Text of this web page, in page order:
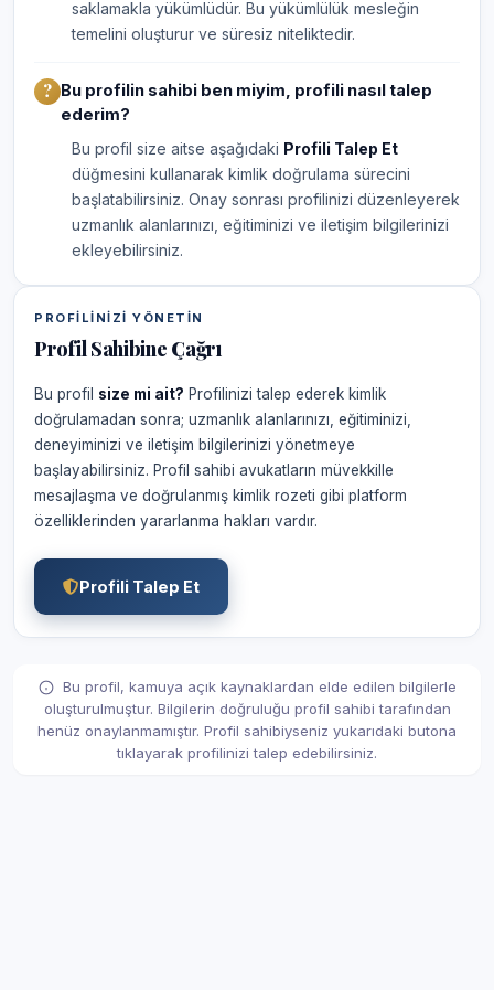
saklamakla yükümlüdür. Bu yükümlülük mesleğin
temelini oluşturur ve süresiz niteliktedir.
Bu profilin sahibi ben miyim, profili nasıl talep
ederim?
Bu profil size aitse aşağıdaki Profili Talep Et
düğmesini kullanarak kimlik doğrulama sürecini
başlatabilirsiniz. Onay sonrası profilinizi düzenleyerek
uzmanlık alanlarınızı, eğitiminizi ve iletişim bilgilerinizi
ekleyebilirsiniz.
PROFILINIZI YÖNETIN
Profil Sahibine Çağrı
Bu profil size mi ait? Profilinizi talep ederek kimlik
doğrulamadan sonra; uzmanlık alanlarınızı, eğitiminizi,
deneyiminizi ve iletişim bilgilerinizi yönetmeye
başlayabilirsiniz. Profil sahibi avukatların müvekkille
mesajlaşma ve doğrulanmış kimlik rozeti gibi platform
özelliklerinden yararlanma hakları vardır.
Profili Talep Et
Bu profil, kamuya açık kaynaklardan elde edilen bilgilerle
oluşturulmuştur. Bilgilerin doğruluğu profil sahibi tarafından
henüz onaylanmamıştır. Profil sahibiyseniz yukarıdaki butona
tıklayarak profilinizi talep edebilirsiniz.